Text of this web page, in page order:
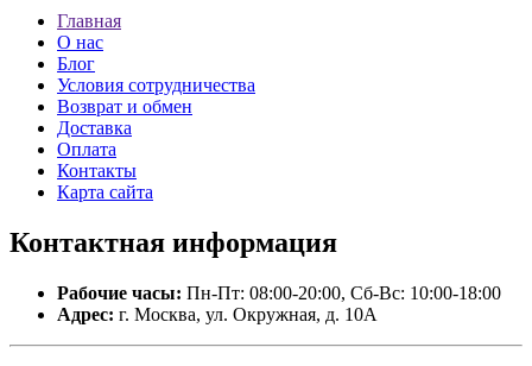
Главная
О нас
Блог
Условия сотрудничества
Возврат и обмен
Доставка
Оплата
Контакты
Карта сайта
Контактная информация
Рабочие часы: Пн-Пт: 08:00-20:00, Сб-Вс: 10:00-18:00
Адрес: г. Москва, ул. Окружная, д. 10А